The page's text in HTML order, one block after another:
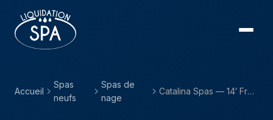
Accueil
Spas
neufs
Spas de
nage
Catalina Spas — 14′ Freestyle